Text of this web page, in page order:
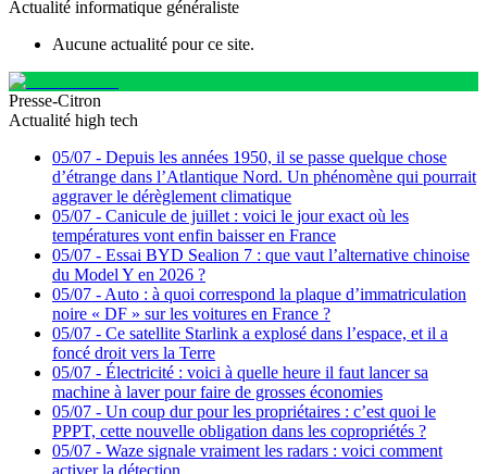
Actualité informatique généraliste
Aucune actualité pour ce site.
Presse-Citron
Actualité high tech
05/07 - Depuis les années 1950, il se passe quelque chose
d’étrange dans l’Atlantique Nord. Un phénomène qui pourrait
aggraver le dérèglement climatique
05/07 - Canicule de juillet : voici le jour exact où les
températures vont enfin baisser en France
05/07 - Essai BYD Sealion 7 : que vaut l’alternative chinoise
du Model Y en 2026 ?
05/07 - Auto : à quoi correspond la plaque d’immatriculation
noire « DF » sur les voitures en France ?
05/07 - Ce satellite Starlink a explosé dans l’espace, et il a
foncé droit vers la Terre
05/07 - Électricité : voici à quelle heure il faut lancer sa
machine à laver pour faire de grosses économies
05/07 - Un coup dur pour les propriétaires : c’est quoi le
PPPT, cette nouvelle obligation dans les copropriétés ?
05/07 - Waze signale vraiment les radars : voici comment
activer la détection